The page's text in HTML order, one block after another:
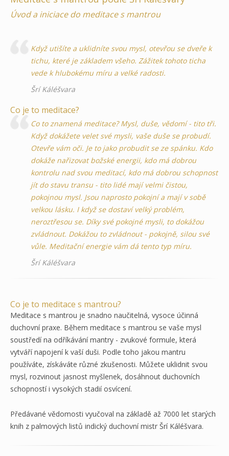
Úvod a iniciace do meditace s mantrou
Když utišíte a uklidníte svou mysl, otevřou se dveře k
tichu, které je základem všeho. Zážitek tohoto ticha
vede k hlubokému míru a velké radosti.
Šrí Káléšvara
Co je to meditace?
Co to znamená meditace? Mysl, duše, vědomí - tito tři.
Když dokážete velet své mysli, vaše duše se probudí.
Otevře vám oči. Je to jako probudit se ze spánku. Kdo
dokáže nařizovat božské energii, kdo má dobrou
kontrolu nad svou meditací, kdo má dobrou schopnost
jít do stavu transu - tito lidé mají velmi čistou,
pokojnou mysl. Jsou naprosto pokojní a mají v sobě
velkou lásku. I když se dostaví velký problém,
neroztřesou se. Díky své pokojné mysli, to dokážou
zvládnout. Dokážou to zvládnout - pokojně, silou své
vůle. Meditační energie vám dá tento typ míru.
Šrí Káléšvara
Co je to meditace s mantrou?
Meditace s mantrou je snadno naučitelná, vysoce účinná
duchovní praxe. Během meditace s mantrou se vaše mysl
soustředí na odříkávání mantry - zvukové formule, která
vytváří napojení k vaší duši. Podle toho jakou mantru
používáte, získáváte různé zkušenosti. Můžete uklidnit svou
mysl, rozvinout jasnost myšlenek, dosáhnout duchovních
schopností i vysokých stadií osvícení.
Předávané vědomosti vyučoval na základě až 7000 let starých
knih z palmových listů indický duchovní mistr Šrí Káléšvara.